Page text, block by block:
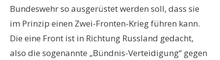
Bundeswehr so ausgerüstet werden soll, dass sie
im Prinzip einen Zwei-Fronten-Krieg führen kann.
Die eine Front ist in Richtung Russland gedacht,
also die sogenannte „Bündnis-Verteidigung“ gegen